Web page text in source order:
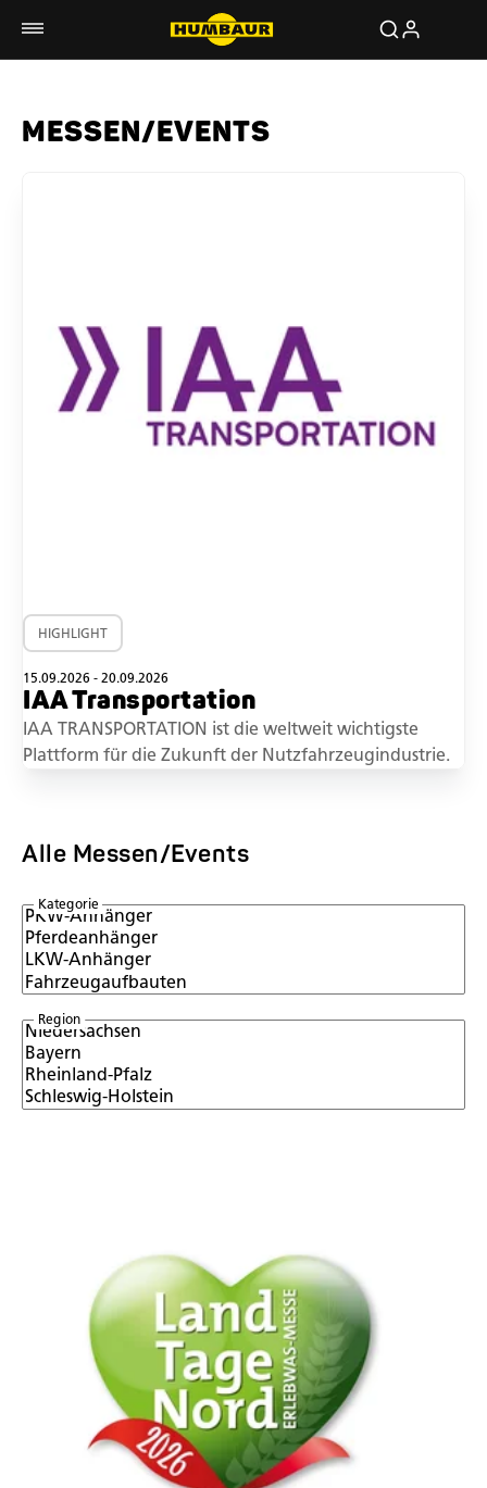
MESSEN/EVENTS
HIGHLIGHT
15.09.2026 - 20.09.2026
IAA Transportation
IAA TRANSPORTATION ist die weltweit wichtigste
Plattform für die Zukunft der Nutzfahrzeugindustrie.
Alle Messen/Events
Kategorie
Region